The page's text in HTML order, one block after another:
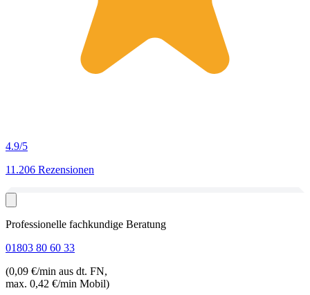
4.9/5
11.206 Rezensionen
Professionelle fachkundige Beratung
01803 80 60 33
(0,09 €/min aus dt. FN,
max. 0,42 €/min Mobil)